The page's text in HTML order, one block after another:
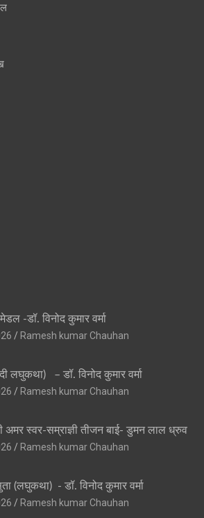
-डॉ. विनोद कुमार वर्मा
Ramesh kumar Chauhan
लघुकथा) – डॉ. विनोद कुमार वर्मा
Ramesh kumar Chauhan
अमर स्वर-सम्राज्ञी तीजन बाई- डुमन लाल ध्रुव
Ramesh kumar Chauhan
(लघुकथा) ​- डॉ. विनोद कुमार वर्मा
Ramesh kumar Chauhan